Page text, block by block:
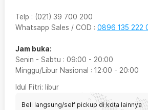
Telp : (021) 39 700 200
Whatsapp Sales / COD : 0896 135 222
Jam buka:
Senin - Sabtu : 09:00 - 20:00
Minggu/Libur Nasional : 12:00 - 20:00
Idul Fitri: libur
Beli langsung/self pickup di kota lainnya